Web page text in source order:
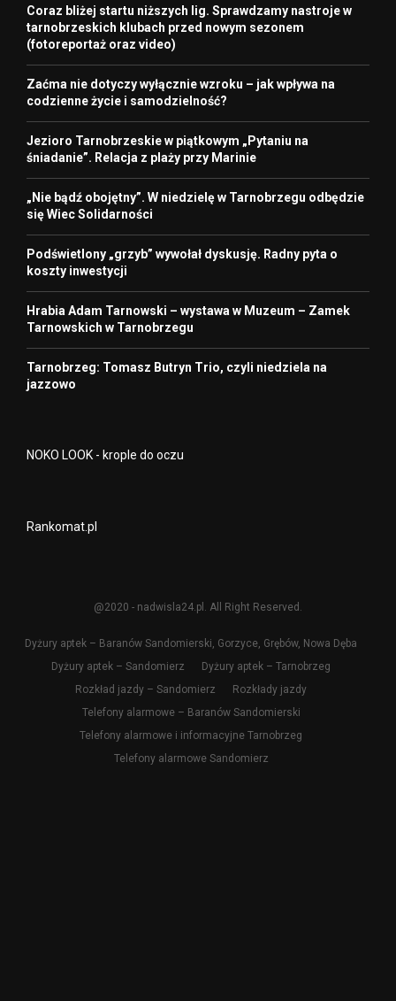
Coraz bliżej startu niższych lig. Sprawdzamy nastroje w
tarnobrzeskich klubach przed nowym sezonem
(fotoreportaż oraz video)
Zaćma nie dotyczy wyłącznie wzroku – jak wpływa na
codzienne życie i samodzielność?
Jezioro Tarnobrzeskie w piątkowym „Pytaniu na
śniadanie”. Relacja z plaży przy Marinie
„Nie bądź obojętny”. W niedzielę w Tarnobrzegu odbędzie
się Wiec Solidarności
Podświetlony „grzyb” wywołał dyskusję. Radny pyta o
koszty inwestycji
Hrabia Adam Tarnowski – wystawa w Muzeum – Zamek
Tarnowskich w Tarnobrzegu
Tarnobrzeg: Tomasz Butryn Trio, czyli niedziela na
jazzowo
NOKO LOOK - krople do oczu
Rankomat.pl
@2020 - nadwisla24.pl. All Right Reserved.
Dyżury aptek – Baranów Sandomierski, Gorzyce, Grębów, Nowa Dęba
Dyżury aptek – Sandomierz
Dyżury aptek – Tarnobrzeg
Rozkład jazdy – Sandomierz
Rozkłady jazdy
Telefony alarmowe – Baranów Sandomierski
Telefony alarmowe i informacyjne Tarnobrzeg
Telefony alarmowe Sandomierz